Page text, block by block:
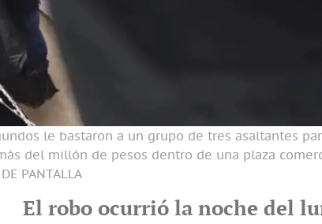
le bastaron a un grupo de tres asaltantes
del millón de pesos dentro de una plaza
PANTALLA
El robo ocurrió la noche del